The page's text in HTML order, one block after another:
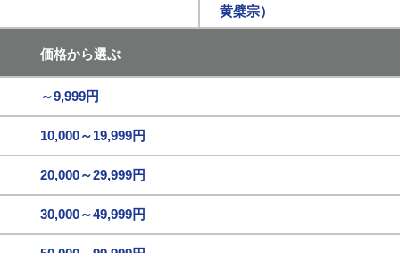
黄檗宗）
価格から選ぶ
～9,999円
10,000～19,999円
20,000～29,999円
30,000～49,999円